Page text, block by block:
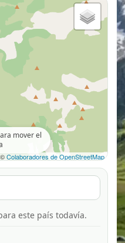
Colaboradores de OpenStreetMap
mover el
este país todavía.